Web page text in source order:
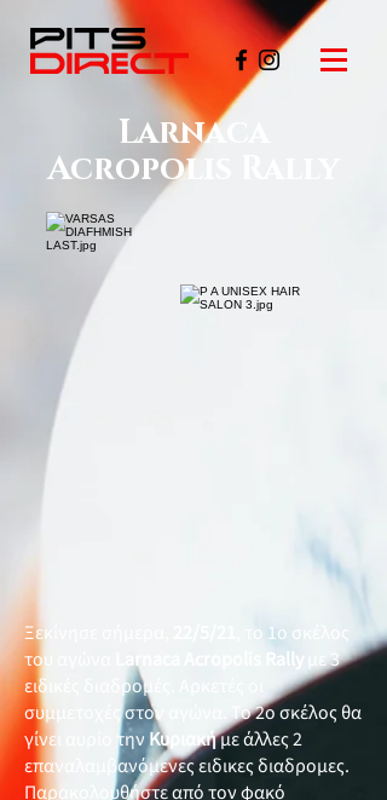
Larnaca
Acropolis Rally
Ξεκίνησε σήμερα,
, το 1ο σκέλος
του αγώνα
Larnaca Acropolis Rally με 3
ειδικές διαδρομές. Αρκετές οι
συμμετοχές στον αγώνα. Το 2ο σκέλος θα
γίνει αυρίο τηνΚυριακήμε άλλες 2
επαναλαμβανόμενες ειδικες διαδρομες.
Παρακολουθήστε από τον φακό